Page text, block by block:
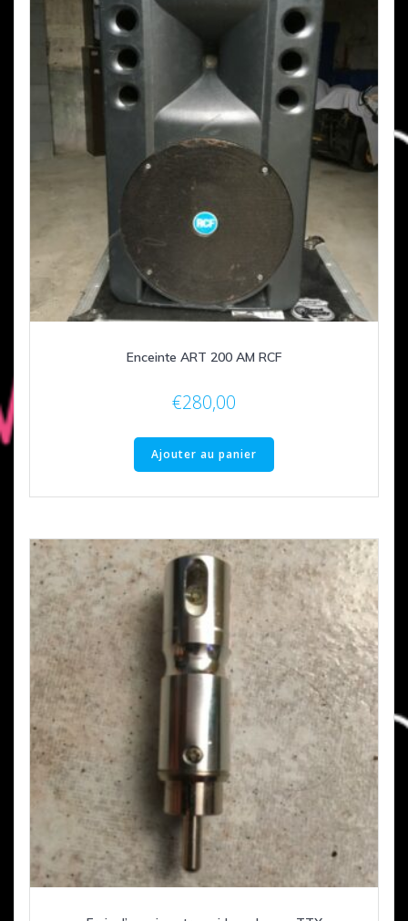
Enceinte ART 200 AM RCF
€280,00
Ajouter au panier